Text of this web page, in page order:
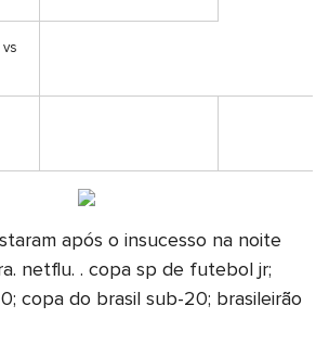
após o insucesso na noite
netflu. . copa sp de futebol jr;
copa do brasil sub-20; brasileirão